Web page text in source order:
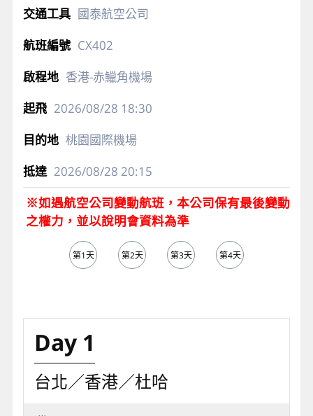
國泰航空公司
CX402
香港-赤鱲角機場
2026/08/28 18:30
桃園國際機場
2026/08/28 20:15
※如遇航空公司變動航班，本公司保有最後變動
之權力，並以說明會資料為準
第1天 第2天 第3天 第4天
Day 1
台北／香港／杜哈